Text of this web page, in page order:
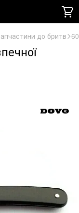
до бритв